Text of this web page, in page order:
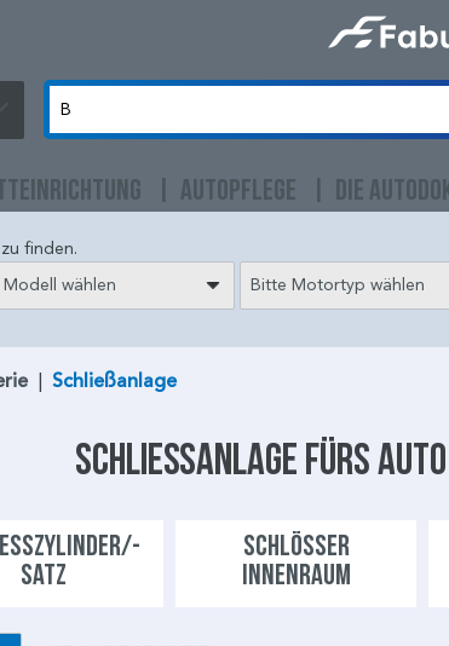
AUTOPFLEGE DIE
finden.
wählen Bitte Motortyp wählen
Schließanlage
Schließanlage fürs
S
ATZ
SCHLÖSSER
INNENRAUM